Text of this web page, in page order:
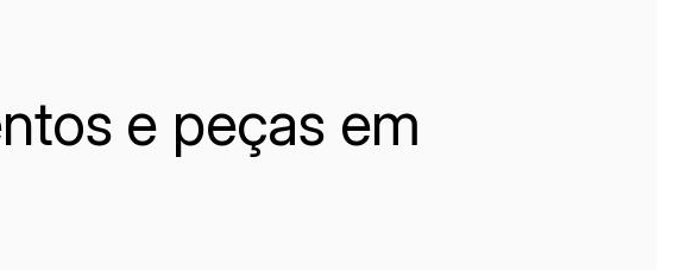
e peças em